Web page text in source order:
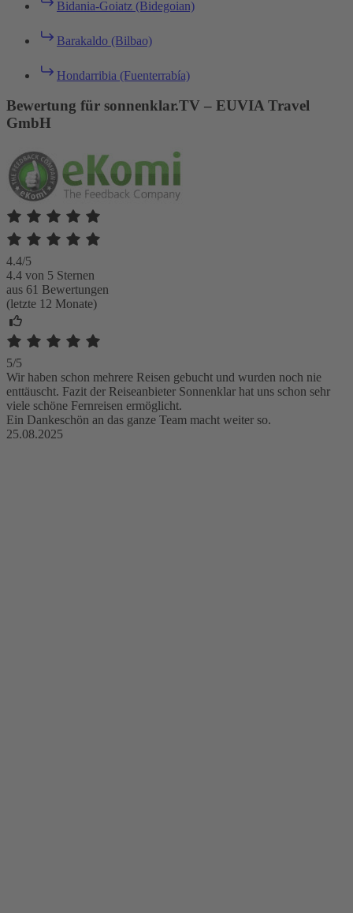
Bidania-Goiatz (Bidegoian)
Barakaldo (Bilbao)
Hondarribia (Fuenterrabía)
Bewertung für sonnenklar.TV – EUVIA Travel
GmbH
4.4/5
4.4 von 5 Sternen
aus 61 Bewertungen
(letzte 12 Monate)
5/5
Wir haben schon mehrere Reisen gebucht und wurden noch nie
enttäuscht. Fazit der Reiseanbieter Sonnenklar hat uns schon sehr
viele schöne Fernreisen ermöglicht.
Ein Dankeschön an das ganze Team macht weiter so.
25.08.2025